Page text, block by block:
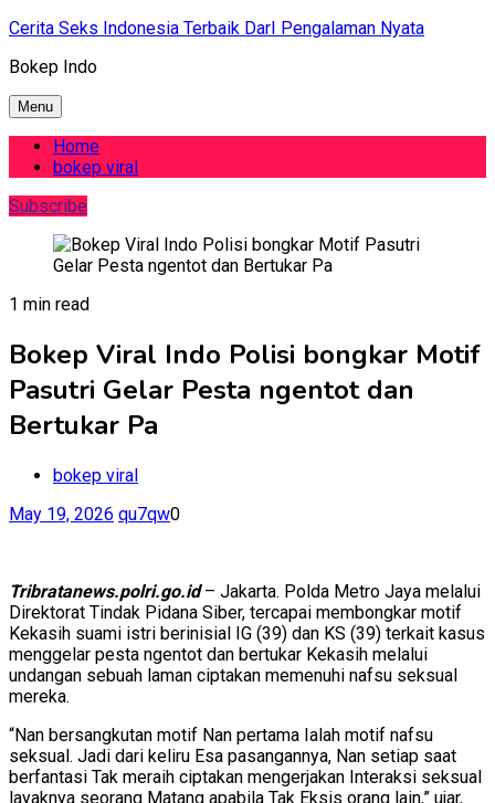
Skip
content
Cerita Seks Indonesia Terbaik DarI Pengalaman Nyata
Bokep Indo
Menu
Home
bokep viral
Subscribe
1 min read
Bokep Viral Indo Polisi bongkar Motif
Pasutri Gelar Pesta ngentot dan
Bertukar Pa
bokep viral
May 19, 2026 qu7qw0
Tribratanews.polri.go.id – Jakarta. Polda Metro Jaya melalui
Direktorat Tindak Pidana Siber, tercapai membongkar motif
Kekasih suami istri berinisial IG (39) dan KS (39) terkait kasus
menggelar pesta ngentot dan bertukar Kekasih melalui
undangan sebuah laman ciptakan memenuhi nafsu seksual
mereka.
“Nan bersangkutan motif Nan pertama Ialah motif nafsu
seksual. Jadi dari keliru Esa pasangannya, Nan setiap saat
berfantasi Tak meraih ciptakan mengerjakan Interaksi seksual
layaknya seorang Matang apabila Tak Eksis orang lain,” ujar,